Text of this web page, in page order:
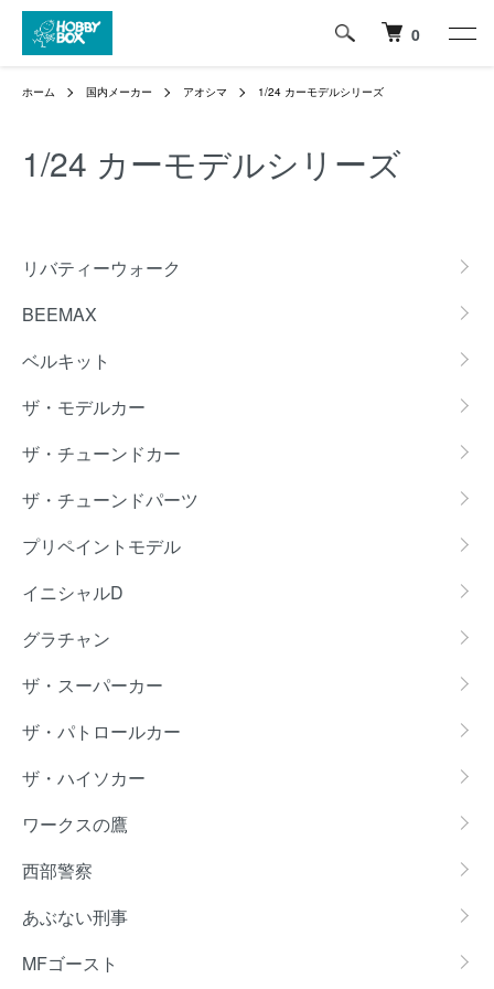
0
ホーム 国内メーカー アオシマ 1/24 カーモデルシリーズ
1/24 カーモデルシリーズ
リバティーウォーク
BEEMAX
ベルキット
ザ・モデルカー
ザ・チューンドカー
ザ・チューンドパーツ
プリペイントモデル
イニシャルD
グラチャン
ザ・スーパーカー
ザ・パトロールカー
ザ・ハイソカー
ワークスの鷹
西部警察
あぶない刑事
MFゴースト